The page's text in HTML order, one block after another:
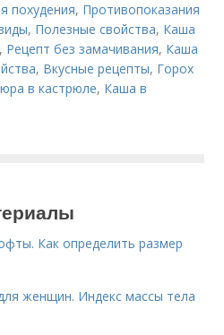
похудения, Противопоказания
, Полезные свойства, Каша
, Рецепт без замачивания, Каша
, Вкусные рецепты, Горох
в кастрюле, Каша в
Как определить размер
женщин. Индекс массы тела